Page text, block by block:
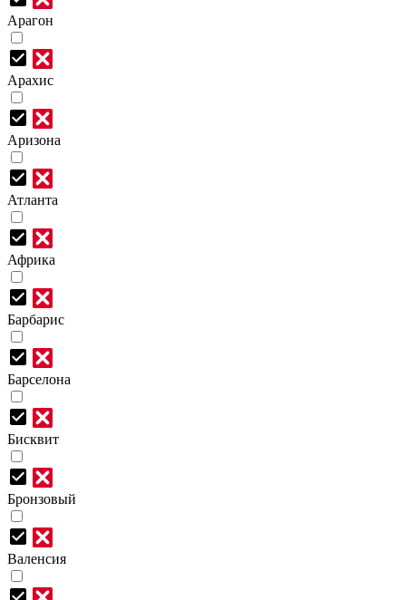
Арагон
Арахис
Аризона
Атланта
Африка
Барбарис
Барселона
Бисквит
Бронзовый
Валенсия